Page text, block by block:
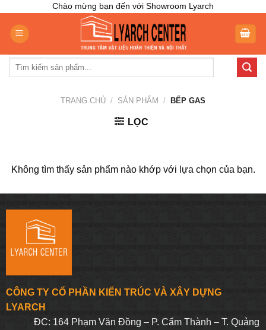
content
Chào mừng bạn đến với Showroom Lyarch
Tìm
TRANG CHỦ / SẢN PHẨM / BẾP GAS
LỌC
Không tìm thấy sản phẩm nào khớp với lựa chọn của bạn.
CÔNG TY CỔ PHẦN KIẾN TRÚC VÀ XÂY DỰNG
LYARCH
ĐC: 164 Phạm Văn Đồng – P. Cẩm Thành – T. Quảng